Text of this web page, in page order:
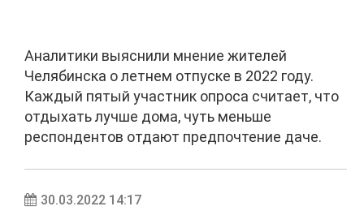
Аналитики выяснили мнение жителей
Челябинска о летнем отпуске в 2022 году.
Каждый пятый участник опроса считает, что
отдыхать лучше дома, чуть меньше
респондентов отдают предпочтение даче.
30.03.2022 14:17